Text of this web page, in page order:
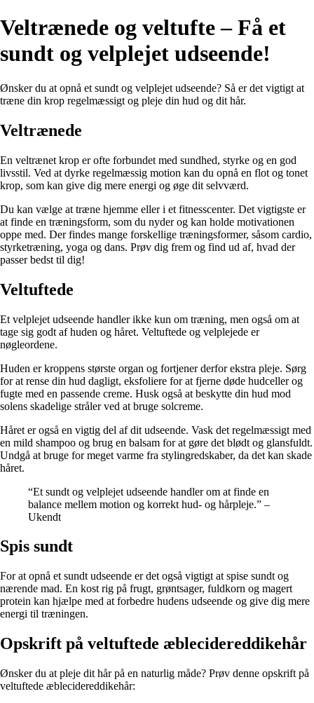
Veltrænede og veltufte – Få et
sundt og velplejet udseende!
Ønsker du at opnå et sundt og velplejet udseende? Så er det vigtigt at
træne din krop regelmæssigt og pleje din hud og dit hår.
Veltrænede
En veltrænet krop er ofte forbundet med sundhed, styrke og en god
livsstil. Ved at dyrke regelmæssig motion kan du opnå en flot og tonet
krop, som kan give dig mere energi og øge dit selvværd.
Du kan vælge at træne hjemme eller i et fitnesscenter. Det vigtigste er
at finde en træningsform, som du nyder og kan holde motivationen
oppe med. Der findes mange forskellige træningsformer, såsom cardio,
styrketræning, yoga og dans. Prøv dig frem og find ud af, hvad der
passer bedst til dig!
Veltuftede
Et velplejet udseende handler ikke kun om træning, men også om at
tage sig godt af huden og håret. Veltuftede og velplejede er
nøgleordene.
Huden er kroppens største organ og fortjener derfor ekstra pleje. Sørg
for at rense din hud dagligt, eksfoliere for at fjerne døde hudceller og
fugte med en passende creme. Husk også at beskytte din hud mod
solens skadelige stråler ved at bruge solcreme.
Håret er også en vigtig del af dit udseende. Vask det regelmæssigt med
en mild shampoo og brug en balsam for at gøre det blødt og glansfuldt.
Undgå at bruge for meget varme fra stylingredskaber, da det kan skade
håret.
“Et sundt og velplejet udseende handler om at finde en
balance mellem motion og korrekt hud- og hårpleje.” –
Ukendt
Spis sundt
For at opnå et sundt udseende er det også vigtigt at spise sundt og
nærende mad. En kost rig på frugt, grøntsager, fuldkorn og magert
protein kan hjælpe med at forbedre hudens udseende og give dig mere
energi til træningen.
Opskrift på veltuftede æblecidereddikehår
Ønsker du at pleje dit hår på en naturlig måde? Prøv denne opskrift på
veltuftede æblecidereddikehår: